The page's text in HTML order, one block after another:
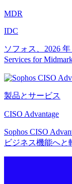
MDR
IDC
ソフォス、2026
Services for
製品とサービス
CISO Advantage
Sophos CISO
ビジネス機能へと